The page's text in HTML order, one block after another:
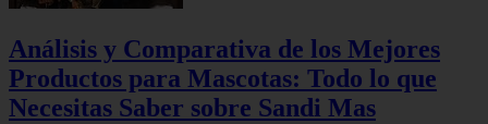
Análisis y Comparativa de los Mejores
Productos para Mascotas: Todo lo que
Necesitas Saber sobre Sandi Mas